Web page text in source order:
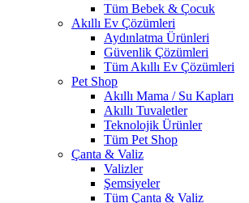
Tüm Bebek & Çocuk
Akıllı Ev Çözümleri
Aydınlatma Ürünleri
Güvenlik Çözümleri
Tüm Akıllı Ev Çözümleri
Pet Shop
Akıllı Mama / Su Kapları
Akıllı Tuvaletler
Teknolojik Ürünler
Tüm Pet Shop
Çanta & Valiz
Valizler
Şemsiyeler
Tüm Çanta & Valiz